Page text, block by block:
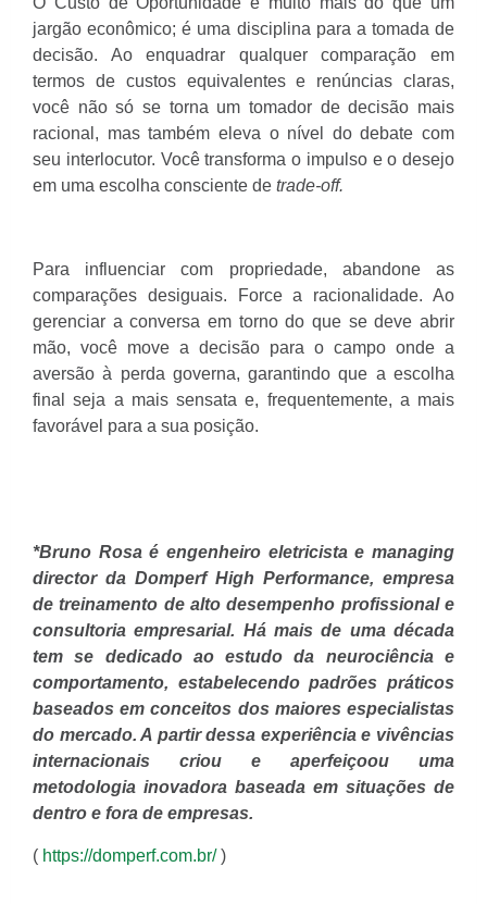
jargão econômico; é uma disciplina para a tomada de
decisão. Ao enquadrar qualquer comparação em
termos de custos equivalentes e renúncias claras,
você não só se torna um tomador de decisão mais
racional, mas também eleva o nível do debate com
seu interlocutor. Você transforma o impulso e o desejo
em uma escolha consciente de trade-off.
Para influenciar com propriedade, abandone as
comparações desiguais. Force a racionalidade. Ao
gerenciar a conversa em torno do que se deve abrir
mão, você move a decisão para o campo onde a
aversão à perda governa, garantindo que a escolha
final seja a mais sensata e, frequentemente, a mais
favorável para a sua posição.
*Bruno Rosa é engenheiro eletricista e managing
director da Domperf High Performance, empresa
de treinamento de alto desempenho profissional e
consultoria empresarial. Há mais de uma década
tem se dedicado ao estudo da neurociência e
comportamento, estabelecendo padrões práticos
baseados em conceitos dos maiores especialistas
do mercado. A partir dessa experiência e vivências
internacionais criou e aperfeiçoou uma
metodologia inovadora baseada em situações de
dentro e fora de empresas.
( https://domperf.com.br/)